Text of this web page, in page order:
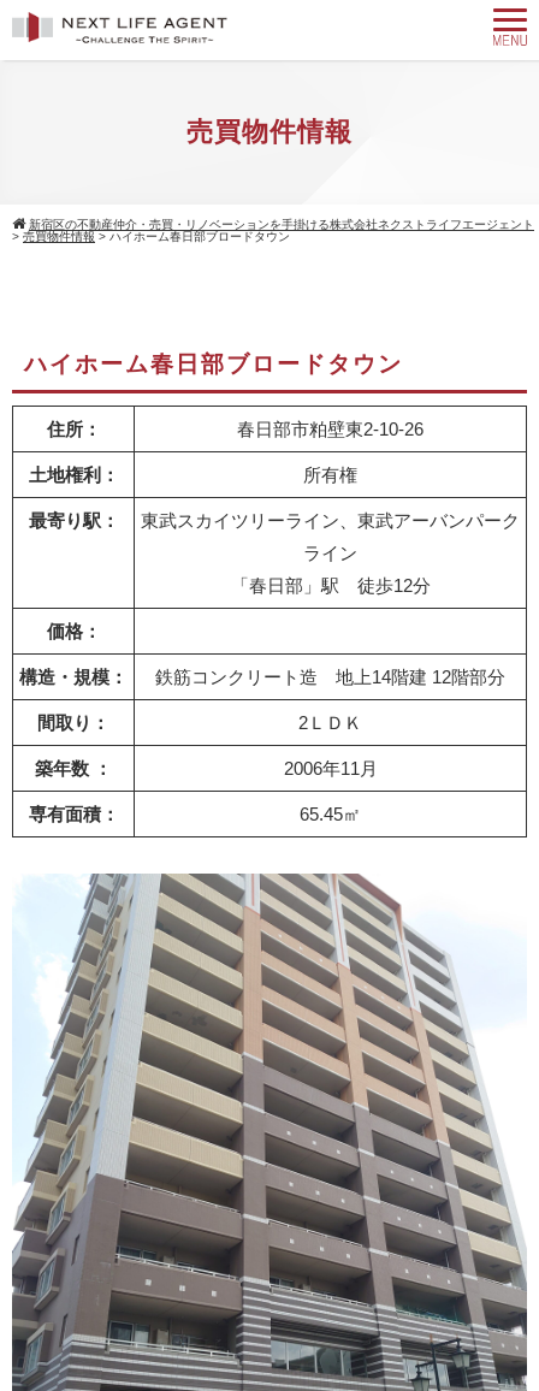
売買物件情報
新宿区の不動産仲介・売買・リノベーションを手掛ける株式会社ネクストライフエージェント
> 売買物件情報 > ハイホーム春日部ブロードタウン
ハイホーム春日部ブロードタウン
住所： 春日部市粕壁東2-10-26
土地権利： 所有権
最寄り駅：
東武スカイツリーライン、東武アーバンパーク
ライン
「春日部」駅 徒歩12分
価格：
構造・規模： 鉄筋コンクリート造 地上14階建 12階部分
間取り： 2ＬＤＫ
築年数 ： 2006年11月
専有面積： 65.45㎡